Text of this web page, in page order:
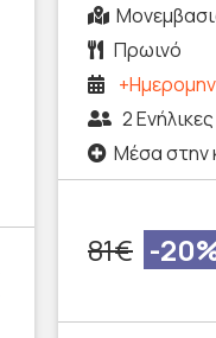
Πρωινό
2 Ενήλικες
Μέσα στην
81€ -